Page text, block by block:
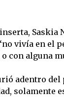
vivía en el
con alguna
adentro
solamente